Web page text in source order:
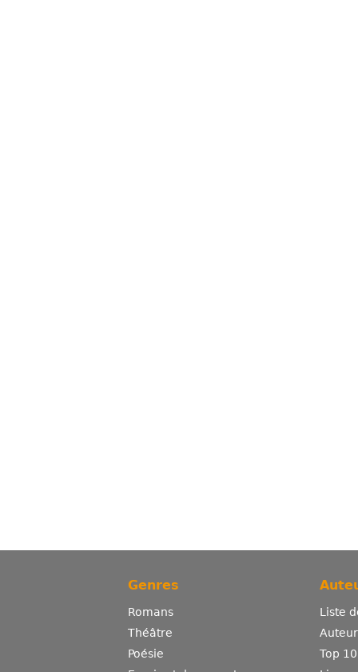
Genres
Romans
Théâtre
Poésie
Liste
Top